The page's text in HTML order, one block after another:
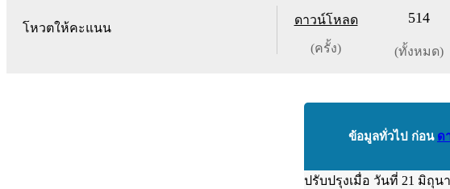
โหวตให้คะแนน
ดาวน์โหลด
(ครั้ง)
514
(ทั้งหมด)
ข้อมูลทั่วไป ก่อน ด
ปรับปรุงเมื่อ วันที่ 21 มิถุน